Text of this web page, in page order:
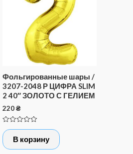
Фольгированные шары /
3207-2048 Р ЦИФРА SLIM
2 40″ ЗОЛОТО С ГЕЛИЕМ
220₴
Оценка
0
5
В корзину